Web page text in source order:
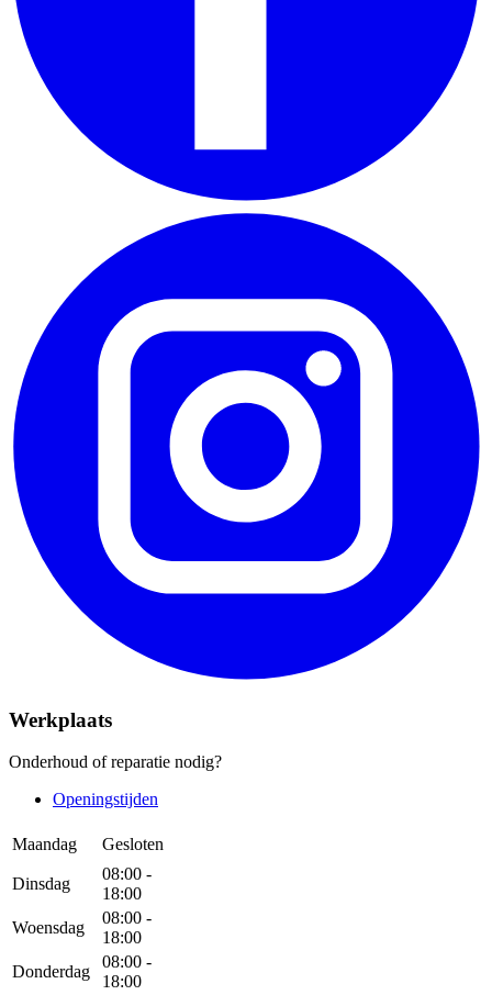
Werkplaats
Onderhoud of reparatie nodig?
Openingstijden
Maandag Gesloten
Dinsdag
08:00 -
18:00
Woensdag
08:00 -
18:00
Donderdag
08:00 -
18:00